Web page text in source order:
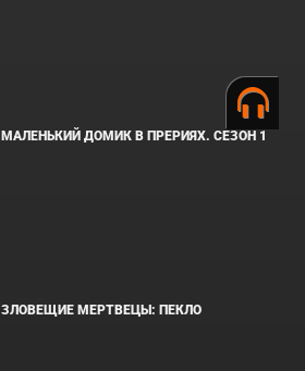
МАЛЕНЬКИЙ ДОМИК В ПРЕРИЯХ. СЕЗОН 1
ЗЛОВЕЩИЕ МЕРТВЕЦЫ: ПЕКЛО